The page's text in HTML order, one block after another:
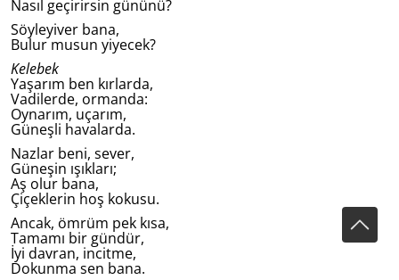
Nasıl geçirirsin gününü?
Söyleyiver bana,
Bulur musun yiyecek?
Kelebek
Yaşarım ben kırlarda,
Vadilerde, ormanda:
Oynarım, uçarım,
Güneşli havalarda.
Nazlar beni, sever,
Güneşin ışıkları;
Aş olur bana,
Çiçeklerin hoş kokusu.
Ancak, ömrüm pek kısa,
Tamamı bir gündür,
İyi davran, incitme,
Dokunma sen bana.